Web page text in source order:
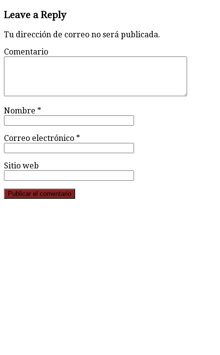
Leave a Reply
Tu dirección de correo no será publicada.
Comentario
Nombre *
Correo electrónico *
Sitio web